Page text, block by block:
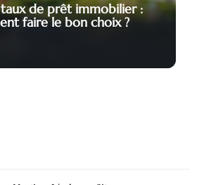
de prêt immobilier :
faire le bon choix ?